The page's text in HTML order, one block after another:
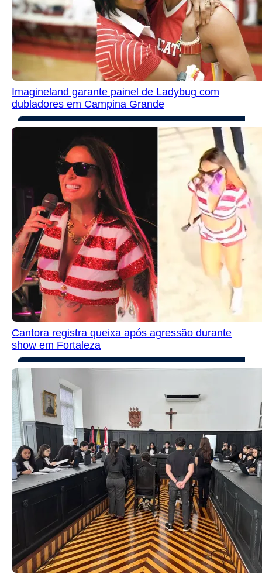
Imagineland garante painel de Ladybug com
dubladores em Campina Grande
Cantora registra queixa após agressão durante
show em Fortaleza